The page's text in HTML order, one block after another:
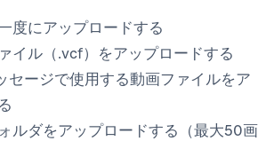
度にアップロードする
イル（.vcf）をアップロードする
セージで使用する動画ファイルをア
ルダをアップロードする（最大50画